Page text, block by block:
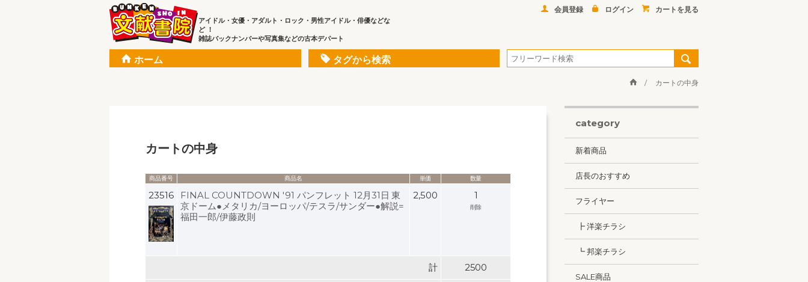
アイドル・女優・アダルト・ロック・男性アイドル・俳優などな
ど ！
雑誌バックナンバーや写真集などの古本デパート
会員登録 ログイン カートを見る
ホーム タグから検索
カートの中身
カートの中身
商品番号 商品名 単価 数量
23516
FINAL COUNTDOWN '91 パンフレット 12月31日 東
京ドーム●メタリカ/ヨーロッパ/テスラ/サンダー●解説=
福田一郎/伊藤政則
2,500 1
削除
計 2500
category
新着商品
店長のおすすめ
フライヤー
┣ 洋楽チラシ
┗ 邦楽チラシ
SALE商品